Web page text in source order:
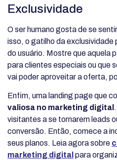
Exclusividade
O ser humano gosta de se
isso, o gatilho da
do usuário. Mostre que aquela
para clientes especiais ou que
vai poder aproveitar a oferta,
Enfim, uma landing page que
valiosa no marketing digital
visitantes a se tornarem leads
conversão. Então, comece a
seus planos. Leia agora sobre
marketing digital para